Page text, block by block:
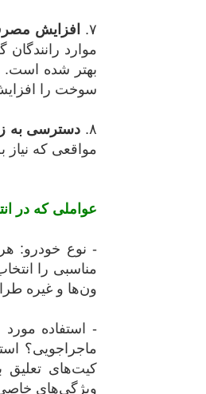
۷. افزایش
موارد
بهتر شده است.
سوخت را
۸. دسترسی به
مواقعی که نیاز
عواملی که در
- نوع خودرو:
مناسبی را
ون‌ها و غیره
- استفاده مورد
ماجراجویی؟
کیت‌های
ویژگی‌های